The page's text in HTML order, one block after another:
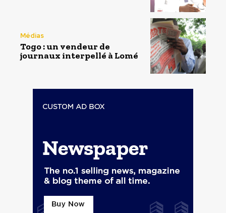
Médias
Togo : un vendeur de
journaux interpellé à Lomé